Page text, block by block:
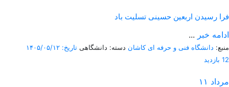
فرا رسیدن اربعین حسینی تسلیت باد
... ادامه خبر
منبع: دانشگاه فنی و حرفه ای کاشان دسته: دانشگاهی تاریخ: ۱۴۰۵/۰۵/۱۲
12 بازدید
۱۱ مرداد